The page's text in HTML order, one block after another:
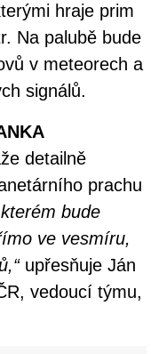
hraje prim
Na palubě bude
v meteorech a
signálů.
detailně
prachu
bude
ve vesmíru,
upřesňuje Ján
vedoucí týmu,